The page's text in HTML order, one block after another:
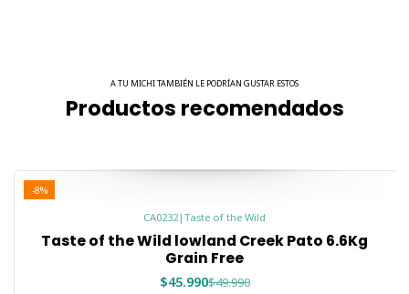
A TU MICHI TAMBIÉN LE PODRÍAN GUSTAR ESTOS
Productos recomendados
-8%
CA0232| Taste of the Wild
Taste of the Wild lowland Creek Pato 6.6Kg
Grain Free
$45.990$49.990